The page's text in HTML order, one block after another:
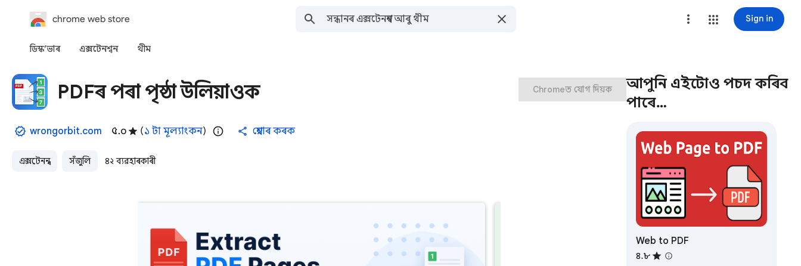
chrome web store Sign in
ডিস্ক’ভাৰ এক্সটেনশ্বন থীম
PDFৰ পৰা পৃষ্ঠা উলিয়াওক
wrongorbit.com ৫.০ (১ টা মূল্যাংকন) শ্বেয়াৰ কৰক
এক্সটেনশ্বন সঁজুলি ৪২ ব্যৱহাৰকাৰী
Chromeত যোগ দিয়ক
আপুনি এইটোও পচন্দ কৰিব
পাৰে…
Web to PDF
৪.৮